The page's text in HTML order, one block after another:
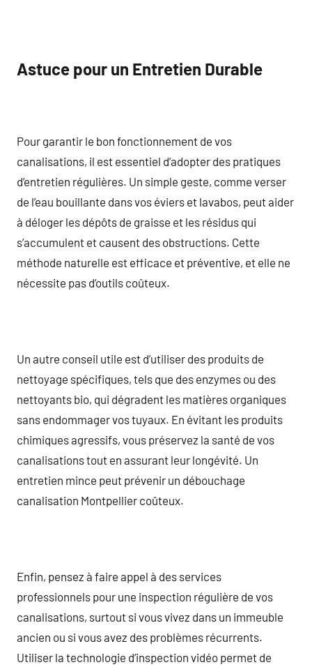
Astuce pour un Entretien Durable
Pour garantir le bon fonctionnement de vos
canalisations, il est essentiel d’adopter des pratiques
d’entretien régulières. Un simple geste, comme verser
de l’eau bouillante dans vos éviers et lavabos, peut aider
à déloger les dépôts de graisse et les résidus qui
s’accumulent et causent des obstructions. Cette
méthode naturelle est efficace et préventive, et elle ne
nécessite pas d’outils coûteux.
Un autre conseil utile est d’utiliser des produits de
nettoyage spécifiques, tels que des enzymes ou des
nettoyants bio, qui dégradent les matières organiques
sans endommager vos tuyaux. En évitant les produits
chimiques agressifs, vous préservez la santé de vos
canalisations tout en assurant leur longévité. Un
entretien mince peut prévenir un débouchage
canalisation Montpellier coûteux.
Enfin, pensez à faire appel à des services
professionnels pour une inspection régulière de vos
canalisations, surtout si vous vivez dans un immeuble
ancien ou si vous avez des problèmes récurrents.
Utiliser la technologie d’inspection vidéo permet de